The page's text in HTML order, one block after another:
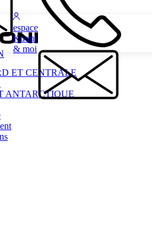
espace
Kuoni
& moi
ET CENTRALE
ANTARCTIQUE